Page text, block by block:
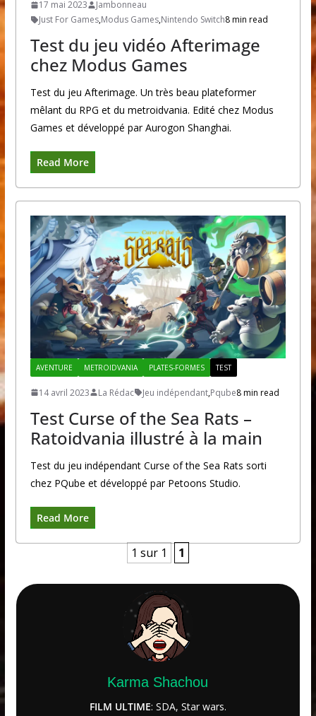
17 mai 2023
Jambonneau
Just For Games,Modus Games,Nintendo Switch8 min read
Test du jeu vidéo Afterimage
chez Modus Games
Test du jeu Afterimage. Un très beau plateformer
mêlant du RPG et du metroidvania. Edité chez Modus
Games et développé par Aurogon Shanghai.
Read More
AVENTURE METROIDVANIA PLATES-FORMES TEST
14 avril 2023 La Rédac Jeu indépendant,Pqube8 min read
Test Curse of the Sea Rats –
Ratoidvania illustré à la main
Test du jeu indépendant Curse of the Sea Rats sorti
chez PQube et développé par Petoons Studio.
Read More
1 sur 1 1
Karma Shachou
FILM ULTIME: SDA, Star wars.